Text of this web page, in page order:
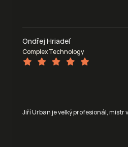
Ondřej Hriadeľ
Complex Technology
Jiří Urban je velký profesionál, mistr